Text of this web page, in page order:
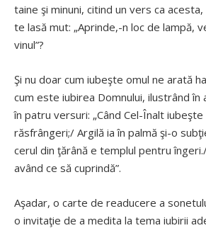
taine şi minuni, citind un vers ca
te lasă mut: „Aprinde,-n loc de lampă,
vinul”?
Şi nu doar cum iubeşte omul ne arată
cum este iubirea Domnului, ilustrând în
în patru versuri: „Când Cel-Înalt
răsfrângeri;/ Argilă ia în palmă şi-o
cerul din ţărână e templul pentru
având ce să cuprindă”.
Aşadar, o carte de readucere a
o invitaţie de a medita la tema iubirii